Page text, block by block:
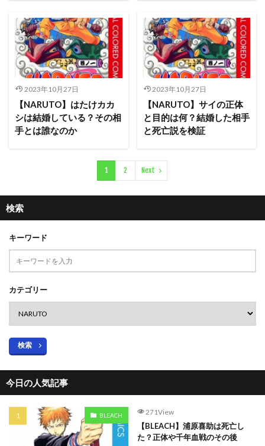
2023年10月27日
【NARUTO】はたけカカ
シは結婚している？その相
手とは誰なのか
2023年10月27日
【NARUTO】サイの正体
と目的は何？結婚した相手
と死亡説を検証
1 2 Next
検索
キーワード
カテゴリー
検索
今日の人気記事
BLEACH 271View
【BLEACH】浦原喜助は死亡し
た？正体や千年血戦のその後